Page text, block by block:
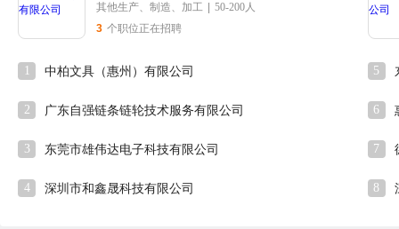
其他生产、制造、加工
50-200人
3 个职位正在招聘
1 中柏文具（惠州）有限公司
2 广东自强链条链轮技术服务有限公司
3 东莞市雄伟达电子科技有限公司
4 深圳市和鑫晟科技有限公司
5
6
7
8